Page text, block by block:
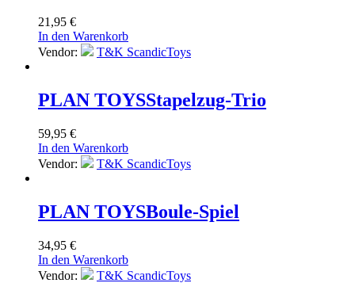
21,95 €
In den Warenkorb
Vendor:
T&K ScandicToys
PLAN TOYSStapelzug-Trio
59,95 €
In den Warenkorb
Vendor:
T&K ScandicToys
PLAN TOYSBoule-Spiel
34,95 €
In den Warenkorb
Vendor:
T&K ScandicToys